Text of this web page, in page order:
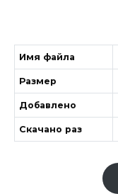
Имя файла
Размер
Добавлено
Скачано раз